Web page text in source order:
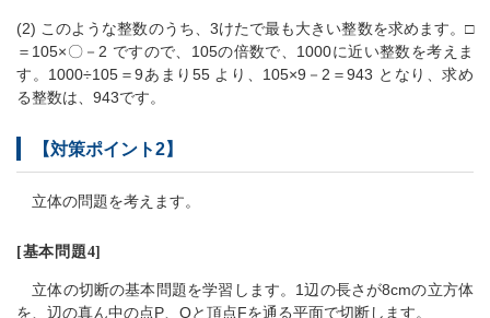
(2) このような整数のうち、3けたで最も大きい整数を求めます。□
＝105×〇－2 ですので、105の倍数で、1000に近い整数を考えま
す。1000÷105＝9あまり55 より、105×9－2＝943 となり、求め
る整数は、943です。
【対策ポイント2】
立体の問題を考えます。
[基本問題4]
立体の切断の基本問題を学習します。1辺の長さが8cmの立方体
を、辺の真ん中の点P、Qと頂点Fを通る平面で切断します。